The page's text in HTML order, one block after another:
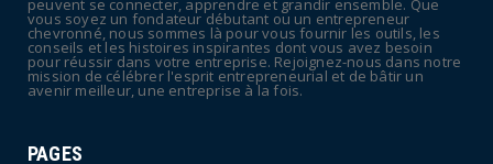
July 04, 2026
peuvent se connecter, apprendre et grandir ensemble. Que
vous soyez un fondateur débutant ou un entrepreneur
chevronné, nous sommes là pour vous fournir les outils, les
conseils et les histoires inspirantes dont vous avez besoin
pour réussir dans votre entreprise. Rejoignez-nous dans notre
mission de célébrer l'esprit entrepreneurial et de bâtir un
avenir meilleur, une entreprise à la fois.
PAGES